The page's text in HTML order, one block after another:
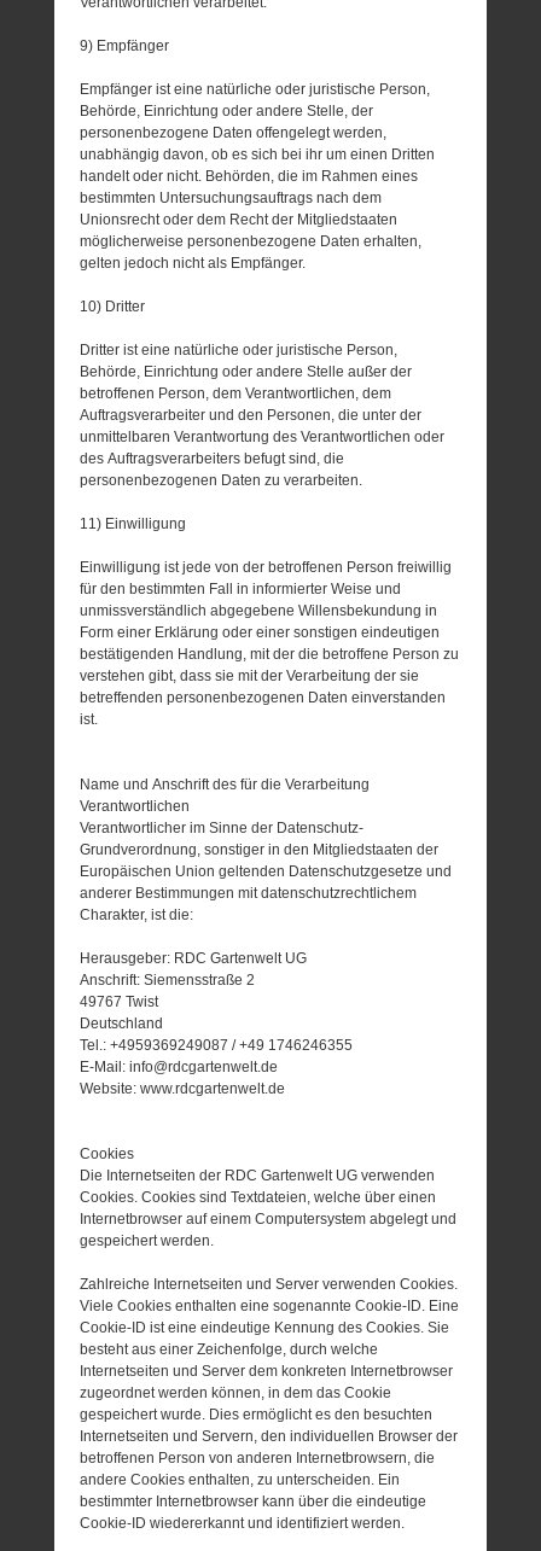
9) Empfänger
Empfänger ist eine natürliche oder juristische Person,
Behörde, Einrichtung oder andere Stelle, der
personenbezogene Daten offengelegt werden,
unabhängig davon, ob es sich bei ihr um einen Dritten
handelt oder nicht. Behörden, die im Rahmen eines
bestimmten Untersuchungsauftrags nach dem
Unionsrecht oder dem Recht der Mitgliedstaaten
möglicherweise personenbezogene Daten erhalten,
gelten jedoch nicht als Empfänger.
10) Dritter
Dritter ist eine natürliche oder juristische Person,
Behörde, Einrichtung oder andere Stelle außer der
betroffenen Person, dem Verantwortlichen, dem
Auftragsverarbeiter und den Personen, die unter der
unmittelbaren Verantwortung des Verantwortlichen oder
des Auftragsverarbeiters befugt sind, die
personenbezogenen Daten zu verarbeiten.
11) Einwilligung
Einwilligung ist jede von der betroffenen Person freiwillig
für den bestimmten Fall in informierter Weise und
unmissverständlich abgegebene Willensbekundung in
Form einer Erklärung oder einer sonstigen eindeutigen
bestätigenden Handlung, mit der die betroffene Person zu
verstehen gibt, dass sie mit der Verarbeitung der sie
betreffenden personenbezogenen Daten einverstanden
ist.
Name und Anschrift des für die Verarbeitung
Verantwortlichen
Verantwortlicher im Sinne der Datenschutz-
Grundverordnung, sonstiger in den Mitgliedstaaten der
Europäischen Union geltenden Datenschutzgesetze und
anderer Bestimmungen mit datenschutzrechtlichem
Charakter, ist die:
Herausgeber: RDC Gartenwelt UG
Anschrift: Siemensstraße 2
49767 Twist
Deutschland
Tel.: +4959369249087 / +49 1746246355
E-Mail: info@rdcgartenwelt.de
Website: www.rdcgartenwelt.de
Cookies
Die Internetseiten der RDC Gartenwelt UG verwenden
Cookies. Cookies sind Textdateien, welche über einen
Internetbrowser auf einem Computersystem abgelegt und
gespeichert werden.
Zahlreiche Internetseiten und Server verwenden Cookies.
Viele Cookies enthalten eine sogenannte Cookie-ID. Eine
Cookie-ID ist eine eindeutige Kennung des Cookies. Sie
besteht aus einer Zeichenfolge, durch welche
Internetseiten und Server dem konkreten Internetbrowser
zugeordnet werden können, in dem das Cookie
gespeichert wurde. Dies ermöglicht es den besuchten
Internetseiten und Servern, den individuellen Browser der
betroffenen Person von anderen Internetbrowsern, die
andere Cookies enthalten, zu unterscheiden. Ein
bestimmter Internetbrowser kann über die eindeutige
Cookie-ID wiedererkannt und identifiziert werden.